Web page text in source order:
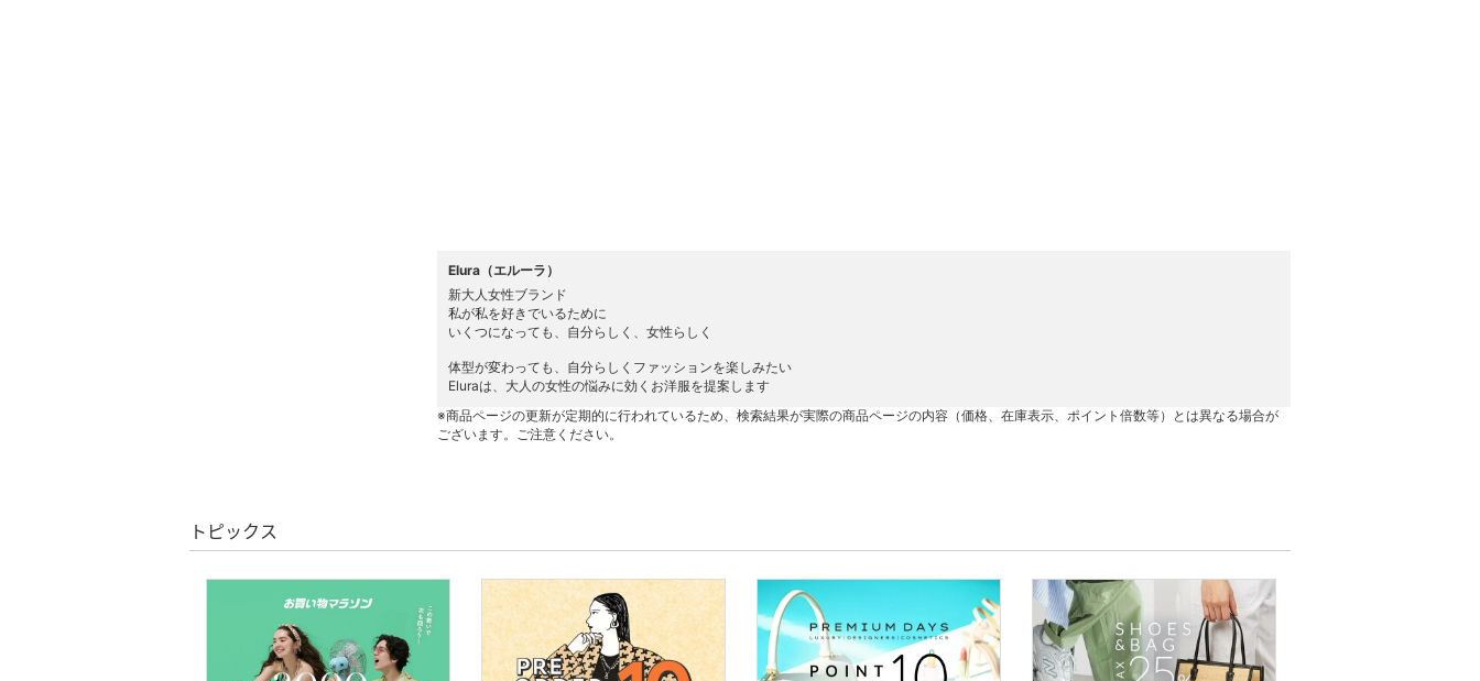
スキンケア
Elura（エルーラ）
新大人女性ブランド
私が私を好きでいるために
いくつになっても、自分らしく、女性らしく
体型が変わっても、自分らしくファッションを楽しみたい
Eluraは、大人の女性の悩みに効くお洋服を提案します
※商品ページの更新が定期的に行われているため、検索結果が実際の商品ページの内容（価格、在庫表示、ポイント倍数等）とは異なる場合が
ございます。ご注意ください。
トピックス